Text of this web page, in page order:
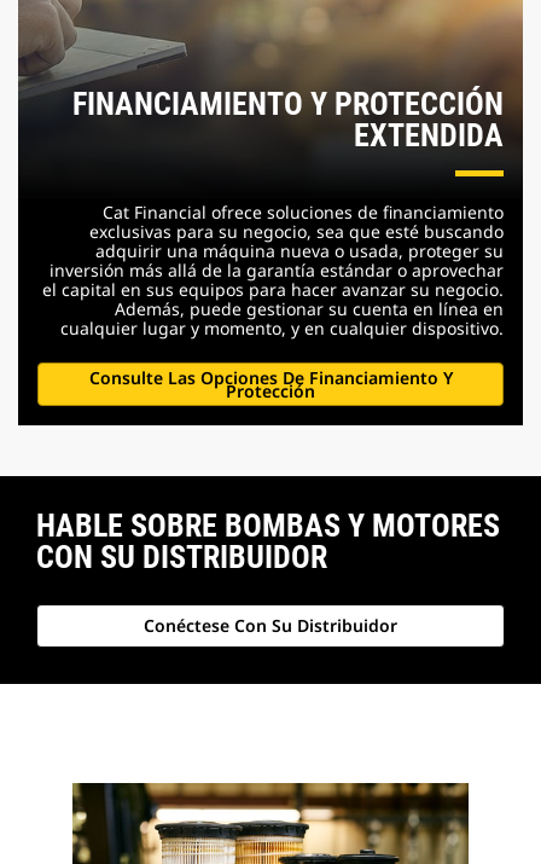
FINANCIAMIENTO Y PROTECCIÓN
EXTENDIDA
Cat Financial ofrece soluciones de financiamiento
exclusivas para su negocio, sea que esté buscando
adquirir una máquina nueva o usada, proteger su
inversión más allá de la garantía estándar o aprovechar
el capital en sus equipos para hacer avanzar su negocio.
Además, puede gestionar su cuenta en línea en
cualquier lugar y momento, y en cualquier dispositivo.
Consulte Las Opciones De Financiamiento Y
Protección
HABLE SOBRE BOMBAS Y MOTORES
CON SU DISTRIBUIDOR
Conéctese Con Su Distribuidor